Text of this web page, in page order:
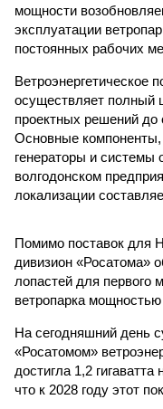
мощности
эксплуатации
постоянных рабочих
Ветроэнергетическое
осуществляет полный
проектных решений до
Основные
генераторы и системы
волгодонском
локализации
Помимо поставок для
дивизион «Росатома»
лопастей для первого
ветропарка
На сегодняшний день
«Росатомом»
достигла 1,2
что к 2028 году этот